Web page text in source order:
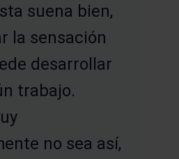
suena bien,
la sensación
desarrollar
trabajo.
no sea así,